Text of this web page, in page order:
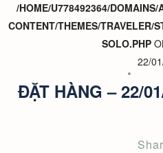
/HOME/U778492364/
CONTENT/THEMES/TRAVELER/
SOLO.PHP
22/
ĐẶT HÀNG – 22/